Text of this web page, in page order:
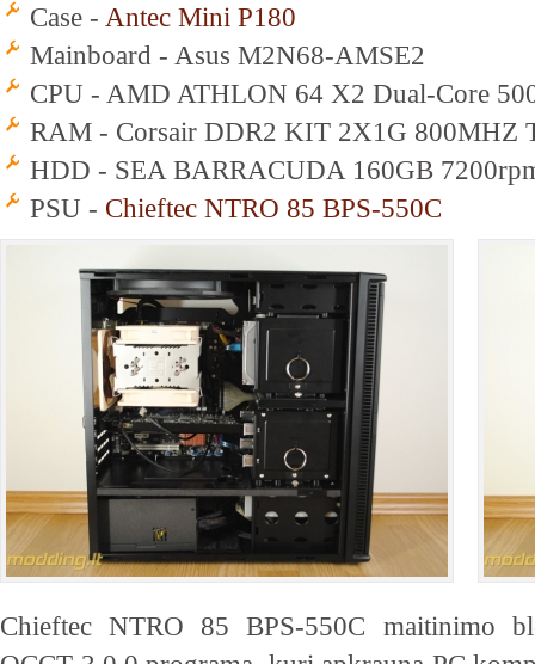
Case - Antec Mini P180
Mainboard - Asus M2N68-AMSE2
CPU - AMD ATHLON 64 X2 Dual-Core
RAM - Corsair DDR2 KIT 2X1G 800MHZ
HDD - SEA BARRACUDA 160GB
PSU - Chieftec NTRO 85 BPS-550C
Chieftec NTRO 85 BPS-550C maitinimo